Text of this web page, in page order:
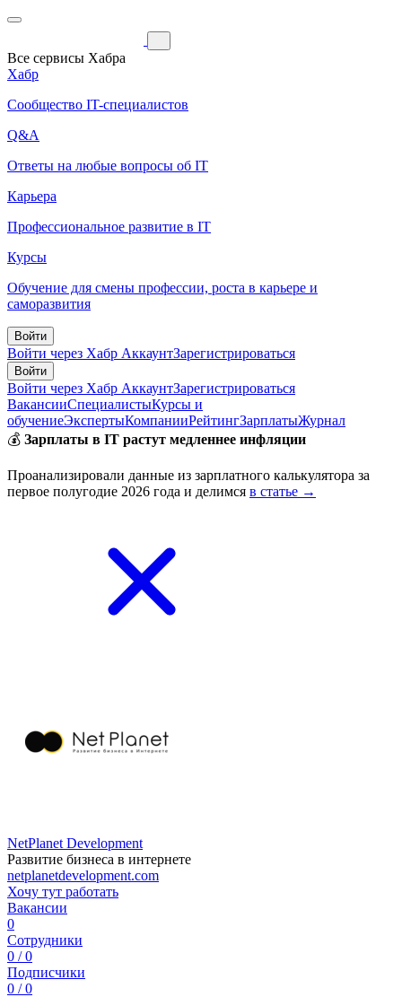
Все сервисы Хабра
Хабр
Сообщество IT-специалистов
Q&A
Ответы на любые вопросы об IT
Карьера
Профессиональное развитие в IT
Курсы
Обучение для смены профессии, роста в карьере и
саморазвития
Войти
Войти через Хабр АккаунтЗарегистрироваться
Войти
Войти через Хабр АккаунтЗарегистрироваться
ВакансииСпециалистыКурсы и
обучениеЭкспертыКомпанииРейтингЗарплатыЖурнал
💰 Зарплаты в IT растут медленнее инфляции
Проанализировали данные из зарплатного калькулятора за
первое полугодие 2026 года и делимся в статье →
NetPlanet Development
Развитие бизнеса в интернете
netplanetdevelopment.com
Хочу тут работать
Вакансии
0
Сотрудники
0 / 0
Подписчики
0 / 0